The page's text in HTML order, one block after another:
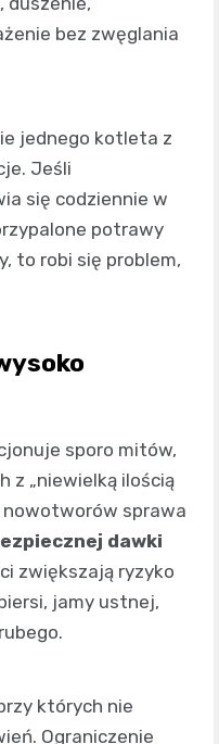
bez zwęglania
jednego kotleta z
Jeśli
się codziennie w
potrawy
to robi się problem,
sporo mitów,
z „niewielką ilością
nowotworów sprawa
dawki
zwiększają ryzyko
jamy ustnej,
których nie
Ograniczenie